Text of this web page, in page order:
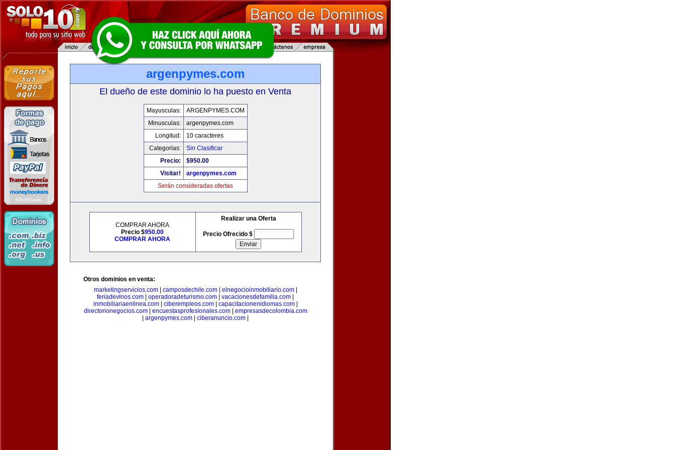
argenpymes.com
El dueño de este dominio lo ha puesto en Venta
Mayusculas:
ARGENPYMES.COM
Minusculas:
argenpymes.com
Longitud:
10 caracteres
Categorias:
Sin Clasificar
Precio:
$950.00
Visitar!
argenpymes.com
Serán consideradas ofertas
COMPRAR AHORA
Precio $950.00
COMPRAR AHORA
Realizar una Oferta
Precio Ofrecido $
Otros dominios en venta:
marketingservicios.com| camposdechile.com| elnegocioinmobiliario.com|
feriadevinos.com
operadoradeturismo.com vacacionesdefamilia.com
inmobiliariaenlinea.com| ciberempleos.com| capacitacionenidiomas.com|
directorionegocios.com| encuestasprofesionales.com| empresasdecolombia.com
argenpymes.com ciberanuncio.com